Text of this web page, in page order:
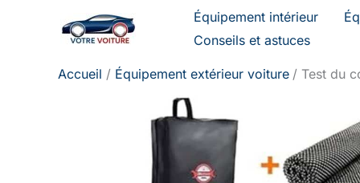
Équipement intérieur
Conseils et astuces
Accueil Équipement extérieur voiture Test du